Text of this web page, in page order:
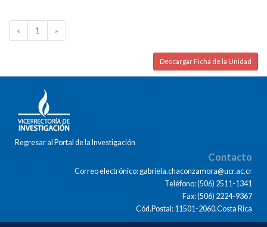
« 1 »
Descargar Ficha de la Unidad
Regresar al Portal de la Investigación
Contacto
Correo electrónico: gabriela.chaconzamora@ucr.ac.cr
Teléfono: (506) 2511-1341
Fax: (506) 2224-9367
Cód.Postal: 11501-2060,Costa Rica